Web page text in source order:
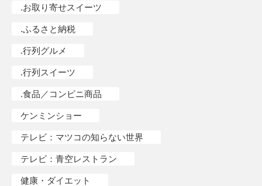
.お取り寄せスイーツ
.ふるさと納税
.行列グルメ
.行列スイーツ
.食品／コンビニ商品
ケンミンショー
テレビ：マツコの知らない世界
テレビ：青空レストラン
健康・ダイエット